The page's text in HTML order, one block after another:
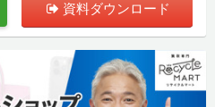
資料ダウンロード